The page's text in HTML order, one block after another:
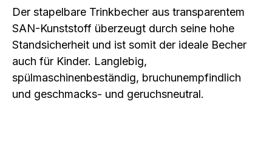
Der stapelbare Trinkbecher aus transparentem
SAN-Kunststoff überzeugt durch seine hohe
Standsicherheit und ist somit der ideale Becher
auch für Kinder. Langlebig,
spülmaschinenbeständig, bruchunempfindlich
und geschmacks- und geruchsneutral.